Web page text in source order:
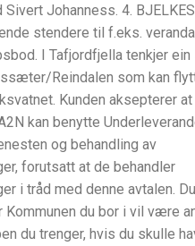
Johanness. 4.
stendere til f.eks.
I Tafjordfjella tenkjer ein
Reindalen som kan
Kunden aksepterer at
kan benytte
og behandling av
forutsatt at de behandler
i tråd med denne avtalen.
Kommunen du bor i vil være
du trenger, hvis du skulle